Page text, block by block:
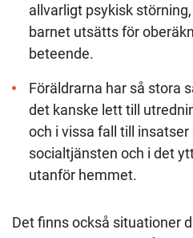
allvarligt psykisk
barnet utsätts för
beteende.
Föräldrarna har så stora
det kanske lett till
och i vissa fall till
socialtjänsten och i det
utanför hemmet.
Det finns också situationer